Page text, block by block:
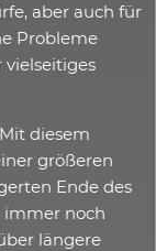
aber auch für
Probleme
vielseitiges
diesem
größeren
Ende des
immer noch
längere